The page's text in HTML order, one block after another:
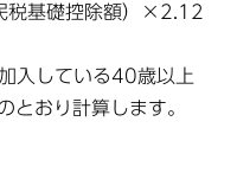
税基礎控除額）×2.12
入している40歳以上
とおり計算します。